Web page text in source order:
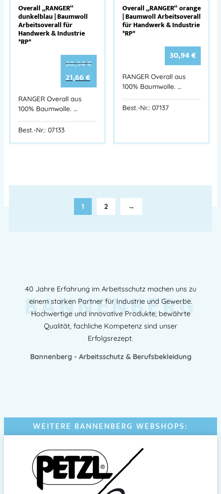
Overall „RANGER“
dunkelblau | Baumwoll
Arbeitsoverall für
Handwerk & Industrie
*RP*
30,94€
21,66€
RANGER Overall aus
100% Baumwolle. …
Best.-Nr.: 07133
Overall „RANGER“ orange
| Baumwoll Arbeitsoverall
für Handwerk & Industrie
*RP*
30,94€
RANGER Overall aus
100% Baumwolle. …
Best.-Nr.: 07137
1 2 →
40 Jahre Erfahrung im Arbeitsschutz machen uns zu
einem starken Partner für Industrie und Gewerbe.
Hochwertige und innovative Produkte, bewährte
Qualität, fachliche Kompetenz sind unser
Erfolgsrezept.
Bannenberg - Arbeitsschutz & Berufsbekleidung
BANNENBERG
WEITERE BANNENBERG WEBSHOPS: